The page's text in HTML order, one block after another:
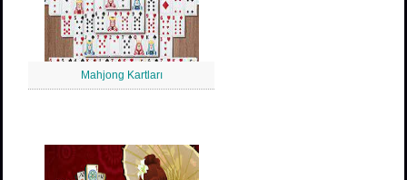
Mahjong Kartları